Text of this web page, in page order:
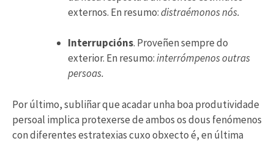
externos. En resumo:distraémonos nós.
Interrupcións. Proveñen sempre do
exterior. En resumo:interrómpenos outras
persoas.
Por último, subliñar que acadar unha boa produtividade
persoal implica protexerse de ambos os dous fenómenos
con diferentes estratexias cuxo obxecto é, en última